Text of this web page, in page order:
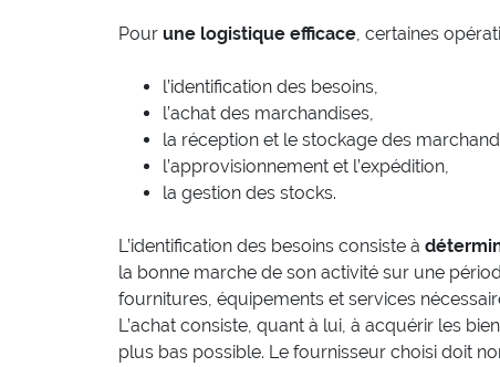
Pour une logistique efficace, certaines
l’identification des besoins,
l’achat des marchandises,
la réception et le stockage des
l’approvisionnement et l’expédition,
la gestion des stocks.
L’identification des besoins consiste à
la bonne marche de son activité sur une
fournitures, équipements et services
L’achat consiste, quant à lui, à acquérir les
plus bas possible. Le fournisseur choisi doit